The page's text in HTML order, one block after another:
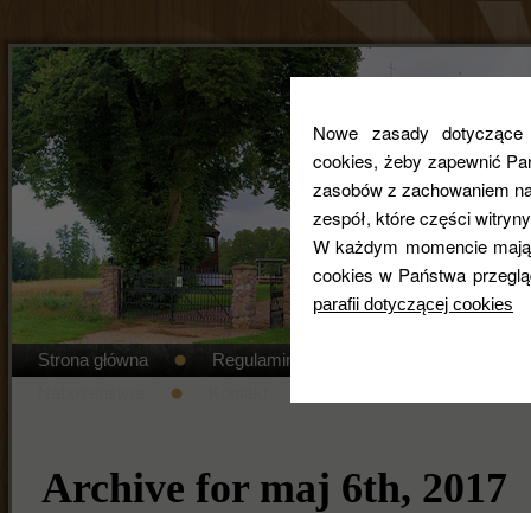
Nowe zasady
cookies, żeby zapewnić
zasobów z zachowaniem
zespół, które części
W każdym momencie
cookies w Państwa
parafii dotyczącej cookies
Strona główna Regulamin cmentarza
Archive for maj 6th, 2017